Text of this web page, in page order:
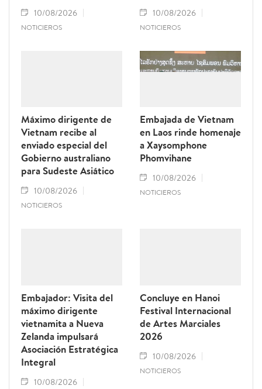
10/08/2026
NOTICIEROS
10/08/2026
NOTICIEROS
Máximo dirigente de
Vietnam recibe al
enviado especial del
Gobierno australiano
para Sudeste Asiático
10/08/2026
NOTICIEROS
Embajada de Vietnam
en Laos rinde homenaje
a Xaysomphone
Phomvihane
10/08/2026
NOTICIEROS
Embajador: Visita del
máximo dirigente
vietnamita a Nueva
Zelanda impulsará
Asociación Estratégica
Integral
10/08/2026
Concluye en Hanoi
Festival Internacional
de Artes Marciales
2026
10/08/2026
NOTICIEROS